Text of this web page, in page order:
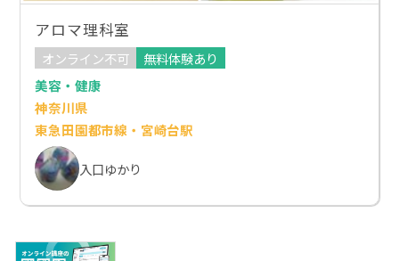
アロマ理科室
オンライン不可
無料体験あり
美容・健康
神奈川県
東急田園都市線・宮崎台駅
入口ゆかり